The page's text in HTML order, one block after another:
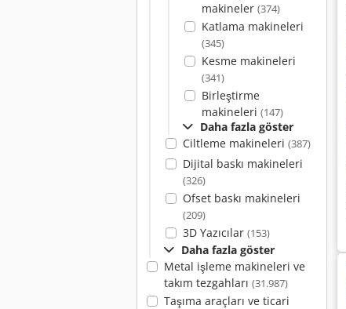
makineler (374)
Katlama makineleri
(345)
Kesme makineleri
(341)
Birleştirme
makineleri (147)
Daha fazla göster
Ciltleme makineleri (387)
Dijital baskı makineleri
(326)
Ofset baskı makineleri
(209)
3D Yazıcılar (153)
Daha fazla göster
Metal işleme makineleri ve
takım tezgahları (31.987)
Taşıma araçları ve ticari